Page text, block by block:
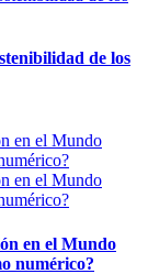
de los
en el Mundo
numérico?